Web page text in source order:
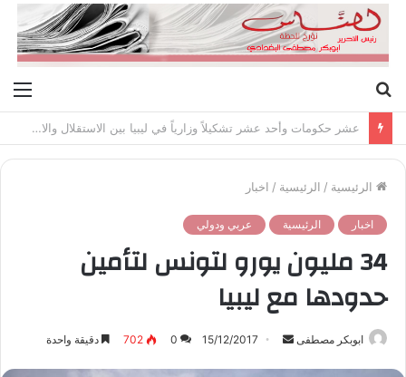
عن
عشر حكومات وأحد عشر تشكيلاً وزارياً في ليبيا بين الاستقلال والانقلاب (1951 – 1969)
الرئيسية / الرئيسية / اخبار
اخبار الرئيسية عربي ودولي
34 مليون يورو لتونس لتأمين
حدودها مع ليبيا
ابوبكر مصطفى 15/12/2017
0
702 دقيقة واحدة